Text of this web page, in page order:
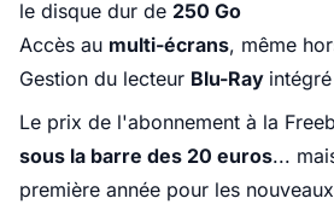
le disque dur de 250 Go
Accès au multi-écrans, même
Gestion du lecteur Blu-Ray intégré
Le prix de l'abonnement à la
sous la barre des 20 euros...
première année pour les